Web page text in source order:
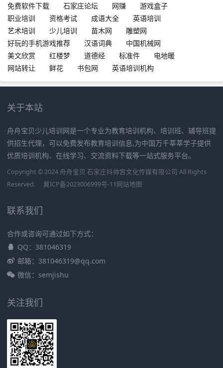
免费软件下载
石家庄论坛 网赚
游戏盒子
职业培训
资格考试 成语大全
英语培训
艺术培训
少儿培训 苗木网
雕塑网
好玩的手机游戏推荐
汉语词典
中国机械网
美文欣赏
红楼梦 道德经 标准件
电地暖
网站转让
鲜花 书包网 英语培训机构
关于本站
舟舟宝贝少儿培训网是一个专业为教育培训机构、培训班、辅导班提
供招生代理，可以免费发布教育培训信息,为中国万千莘莘学子提供
优质培训机构、在线学习、交流资料下载等一站式服务平台。
Copyright © 2024 舟舟宝贝 石家庄抖帅宫文化传媒有限公司 All Rights
Reserved.
冀ICP备2023006999号-11网站地图
联系我们
合作或咨询可通过如下方式：
QQ：381046319
邮箱：381046319@qq.com
微信：semjishu
关注我们